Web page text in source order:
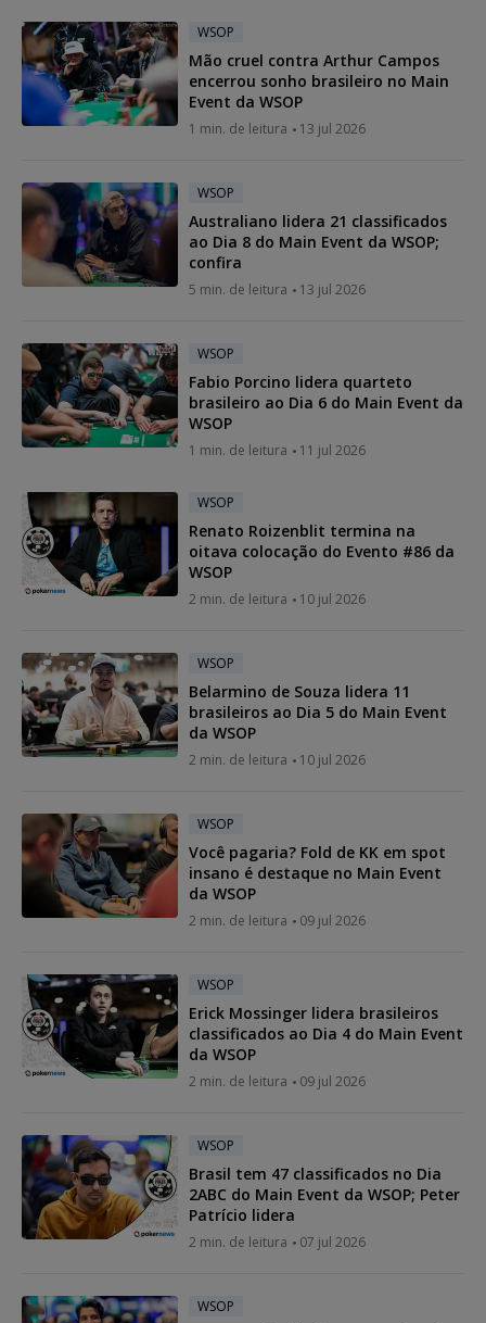
WSOP
Mão cruel contra Arthur Campos
encerrou sonho brasileiro no Main
Event da WSOP
1 min. de leitura 13 jul 2026
WSOP
Australiano lidera 21 classificados
ao Dia 8 do Main Event da WSOP;
confira
5 min. de leitura 13 jul 2026
WSOP
Fabio Porcino lidera quarteto
brasileiro ao Dia 6 do Main Event da
WSOP
1 min. de leitura 11 jul 2026
WSOP
Renato Roizenblit termina na
oitava colocação do Evento #86 da
WSOP
2 min. de leitura 10 jul 2026
WSOP
Belarmino de Souza lidera 11
brasileiros ao Dia 5 do Main Event
da WSOP
2 min. de leitura 10 jul 2026
WSOP
Você pagaria? Fold de KK em spot
insano é destaque no Main Event
da WSOP
2 min. de leitura 09 jul 2026
WSOP
Erick Mossinger lidera brasileiros
classificados ao Dia 4 do Main Event
da WSOP
2 min. de leitura 09 jul 2026
WSOP
Brasil tem 47 classificados no Dia
2ABC do Main Event da WSOP; Peter
Patrício lidera
2 min. de leitura 07 jul 2026
WSOP